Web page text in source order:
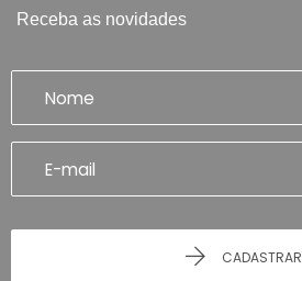
Receba as novidades
CADASTRAR